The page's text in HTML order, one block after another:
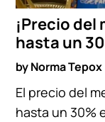
¡Precio
hasta un
byNorma Tepox
El precio del
hasta un 30%